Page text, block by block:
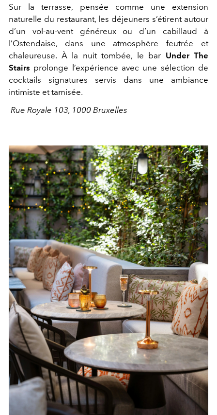
Sur la terrasse, pensée comme une extension
naturelle du restaurant, les déjeuners s’étirent autour
d’un vol-au-vent généreux ou d’un cabillaud à
l’Ostendaise, dans une atmosphère feutrée et
chaleureuse. À la nuit tombée, le bar Under The
Stairs prolonge l’expérience avec une sélection de
cocktails signatures servis dans une ambiance
intimiste et tamisée.
Rue Royale 103, 1000 Bruxelles